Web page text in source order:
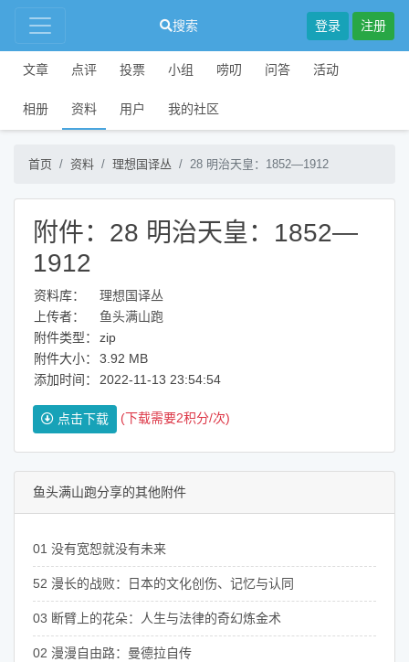
搜索 登录 注册
文章 点评 投票 小组 唠叨 问答 活动
相册 资料 用户 我的社区
首页 资料 理想国译丛 28 明治天皇：1852—1912
附件：28 明治天皇：1852—
1912
资料库：
理想国译丛
上传者：
鱼头满山跑
附件类型：
zip
附件大小：
3.92 MB
添加时间：
2022-11-13 23:54:54
点击下载 (下载需要2积分/次)
鱼头满山跑分享的其他附件
01 没有宽恕就没有未来
52 漫长的战败：日本的文化创伤、记忆与认同
03 断臂上的花朵：人生与法律的奇幻炼金术
02 漫漫自由路：曼德拉自传